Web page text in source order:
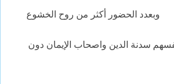
أكثر من روح الخشوع
سدنة الدين واصحاب الإيمان دون